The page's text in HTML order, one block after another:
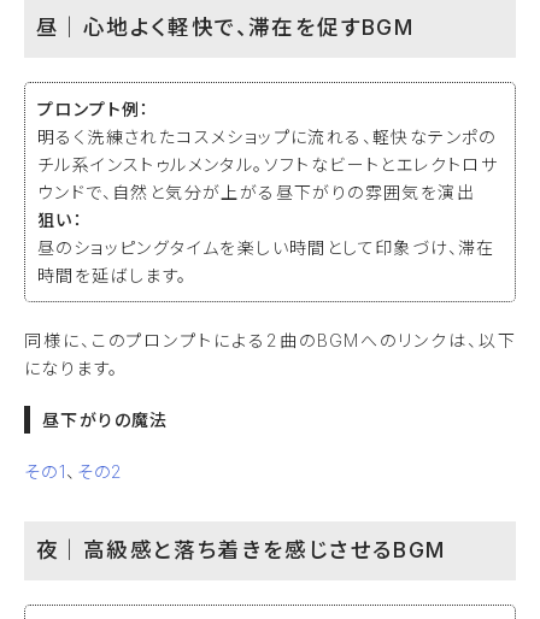
昼｜心地よく軽快で、滞在を促すBGM
プロンプト例：
明るく洗練されたコスメショップに流れる、軽快なテンポの
チル系インストゥルメンタル。ソフトなビートとエレクトロサ
ウンドで、自然と気分が上がる昼下がりの雰囲気を演出
狙い：
昼のショッピングタイムを楽しい時間として印象づけ、滞在
時間を延ばします。
同様に、このプロンプトによる2曲のBGMへのリンクは、以下
になります。
昼下がりの魔法
その1、 その2
夜｜高級感と落ち着きを感じさせるBGM